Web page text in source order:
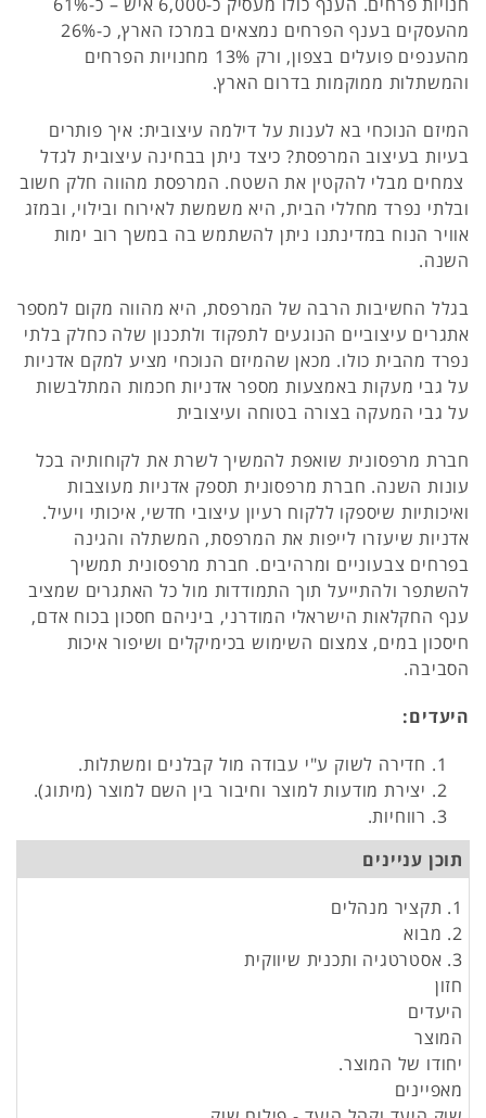
מהעסקים בענף הפרחים נמצאים במרכז הארץ, כ-26%
מהענפים פועלים בצפון, ורק 13% מחנויות הפרחים
והמשתלות ממוקמות בדרום הארץ.
המיזם הנוכחי בא לענות על דילמה עיצובית: איך פותרים
בעיות בעיצוב המרפסת? כיצד ניתן בבחינה עיצובית לגדל
צמחים מבלי להקטין את השטח. המרפסת מהווה חלק חשוב
ובלתי נפרד מחללי הבית, היא משמשת לאירוח ובילוי, ובמזג
אוויר הנוח במדינתנו ניתן להשתמש בה במשך רוב ימות
השנה.
בגלל החשיבות הרבה של המרפסת, היא מהווה מקום למספר
אתגרים עיצוביים הנוגעים לתפקוד ולתכנון שלה כחלק בלתי
נפרד מהבית כולו. מכאן שהמיזם הנוכחי מציע למקם אדניות
על גבי מעקות באמצעות מספר אדניות חכמות המתלבשות
על גבי המעקה בצורה בטוחה ועיצובית
חברת מרפסונית שואפת להמשיך לשרת את לקוחותיה בכל
עונות השנה. חברת מרפסונית תספק אדניות מעוצבות
ואיכותיות שיספקו ללקוח רעיון עיצובי חדשי, איכותי ויעיל.
אדניות שיעזרו לייפות את המרפסת, המשתלה והגינה
בפרחים צבעוניים ומרהיבים. חברת מרפסונית תמשיך
להשתפר ולהתייעל תוך התמודדות מול כל האתגרים שמציב
ענף החקלאות הישראלי המודרני, ביניהם חסכון בכוח אדם,
חיסכון במים, צמצום השימוש בכימיקלים ושיפור איכות
הסביבה.
היעדים:
חדירה לשוק ע"י עבודה מול קבלנים ומשתלות.
יצירת מודעות למוצר וחיבור בין השם למוצר (מיתוג).
רווחיות.
תוכן עניינים
1. תקציר מנהלים
2. מבוא
3. אסטרטגיה ותכנית שיווקית
חזון
היעדים
המוצר
יחודו של המוצר.
מאפיינים